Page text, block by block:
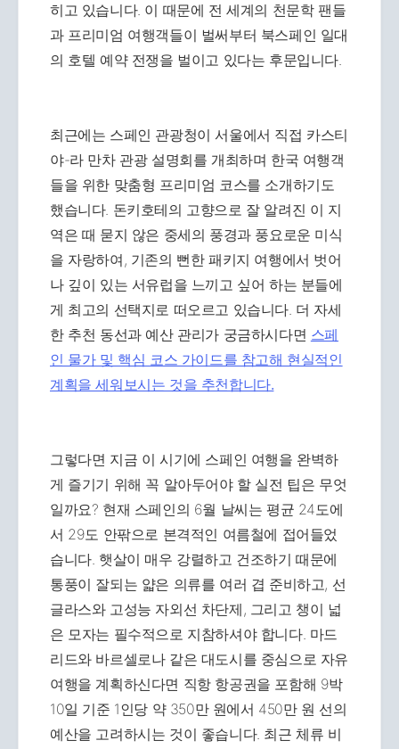
히고 있습니다. 이 때문에 전 세계의 천문학 팬들
과 프리미엄 여행객들이 벌써부터 북스페인 일대
의 호텔 예약 전쟁을 벌이고 있다는 후문입니다.
최근에는 스페인 관광청이 서울에서 직접 카스티
야-라 만차 관광 설명회를 개최하며 한국 여행객
들을 위한 맞춤형 프리미엄 코스를 소개하기도
했습니다. 돈키호테의 고향으로 잘 알려진 이 지
역은 때 묻지 않은 중세의 풍경과 풍요로운 미식
을 자랑하여, 기존의 뻔한 패키지 여행에서 벗어
나 깊이 있는 서유럽을 느끼고 싶어 하는 분들에
게 최고의 선택지로 떠오르고 있습니다. 더 자세
한 추천 동선과 예산 관리가 궁금하시다면 스페
인 물가 및 핵심 코스 가이드를 참고해 현실적인
계획을 세워보시는 것을 추천합니다.
그렇다면 지금 이 시기에 스페인 여행을 완벽하
게 즐기기 위해 꼭 알아두어야 할 실전 팁은 무엇
일까요? 현재 스페인의 6월 날씨는 평균 24도에
서 29도 안팎으로 본격적인 여름철에 접어들었
습니다. 햇살이 매우 강렬하고 건조하기 때문에
통풍이 잘되는 얇은 의류를 여러 겹 준비하고, 선
글라스와 고성능 자외선 차단제, 그리고 챙이 넓
은 모자는 필수적으로 지참하셔야 합니다. 마드
리드와 바르셀로나 같은 대도시를 중심으로 자유
여행을 계획하신다면 직항 항공권을 포함해 9박
10일 기준 1인당 약 350만 원에서 450만 원 선의
예산을 고려하시는 것이 좋습니다. 최근 체류 비